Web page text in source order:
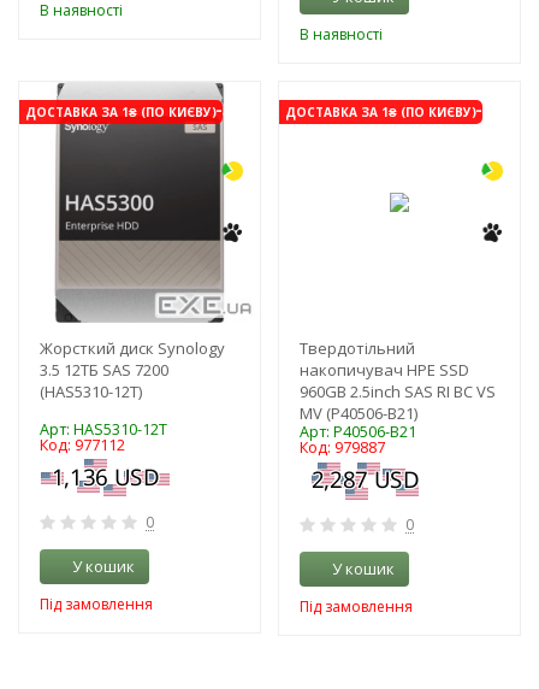
В наявності
В наявності
ДОСТАВКА ЗА 1₴ (ПО КИЄВУ)-3%
Жорсткий диск Synology
3.5 12TБ SAS 7200
(HAS5310-12T)
Арт: HAS5310-12T
Код: 977112
0
У кошик
Під замовлення
ДОСТАВКА ЗА 1₴ (ПО КИЄВУ)-3%
Твердотільний
накопичувач HPE SSD
960GB 2.5inch SAS RI BC VS
MV (P40506-B21)
Арт: P40506-B21
Код: 979887
0
У кошик
Під замовлення